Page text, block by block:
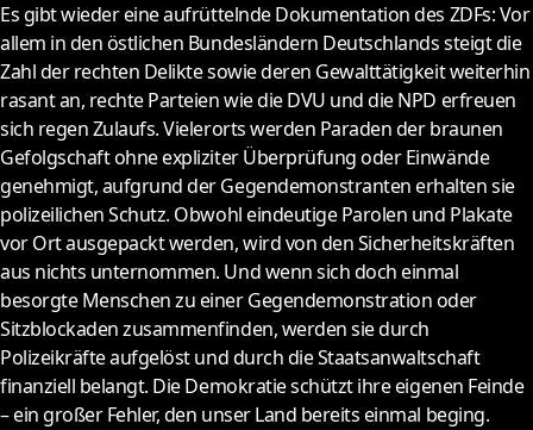
Es gibt wieder eine aufrüttelnde Dokumentation des ZDFs: Vor
allem in den östlichen Bundesländern Deutschlands steigt die
Zahl der rechten Delikte sowie deren Gewalttätigkeit weiterhin
rasant an, rechte Parteien wie die DVU und die NPD erfreuen
sich regen Zulaufs. Vielerorts werden Paraden der braunen
Gefolgschaft ohne expliziter Überprüfung oder Einwände
genehmigt, aufgrund der Gegendemonstranten erhalten sie
polizeilichen Schutz. Obwohl eindeutige Parolen und Plakate
vor Ort ausgepackt werden, wird von den Sicherheitskräften
aus nichts unternommen. Und wenn sich doch einmal
besorgte Menschen zu einer Gegendemonstration oder
Sitzblockaden zusammenfinden, werden sie durch
Polizeikräfte aufgelöst und durch die Staatsanwaltschaft
finanziell belangt. Die Demokratie schützt ihre eigenen Feinde
– ein großer Fehler, den unser Land bereits einmal beging.